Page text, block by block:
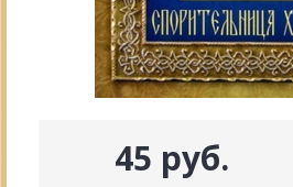
45 руб.